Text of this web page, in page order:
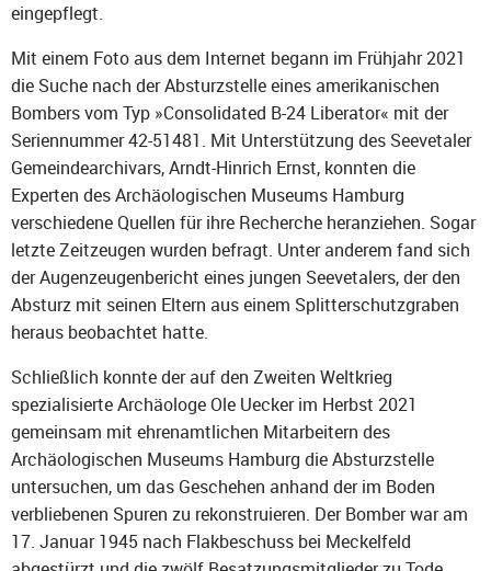
eingepflegt.
Mit einem Foto aus dem Internet begann im Frühjahr 2021
die Suche nach der Absturzstelle eines amerikanischen
Bombers vom Typ »Consolidated B-24 Liberator« mit der
Seriennummer 42-51481. Mit Unterstützung des Seevetaler
Gemeindearchivars, Arndt-Hinrich Ernst, konnten die
Experten des Archäologischen Museums Hamburg
verschiedene Quellen für ihre Recherche heranziehen. Sogar
letzte Zeitzeugen wurden befragt. Unter anderem fand sich
der Augenzeugenbericht eines jungen Seevetalers, der den
Absturz mit seinen Eltern aus einem Splitterschutzgraben
heraus beobachtet hatte.
Schließlich konnte der auf den Zweiten Weltkrieg
spezialisierte Archäologe Ole Uecker im Herbst 2021
gemeinsam mit ehrenamtlichen Mitarbeitern des
Archäologischen Museums Hamburg die Absturzstelle
untersuchen, um das Geschehen anhand der im Boden
verbliebenen Spuren zu rekonstruieren. Der Bomber war am
17. Januar 1945 nach Flakbeschuss bei Meckelfeld